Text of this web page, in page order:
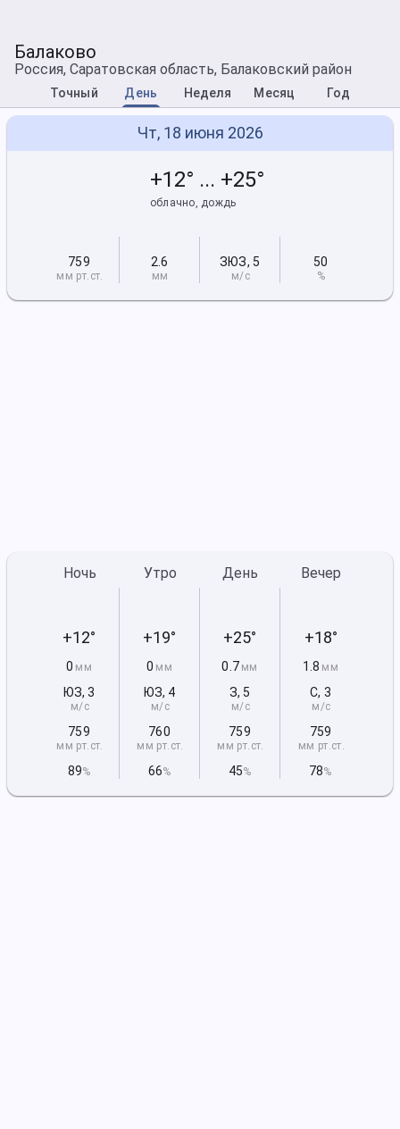
Балаково
Россия, Саратовская область, Балаковский район
Точный День Неделя Месяц Год
Чт, 18 июня 2026
+12° ... +25°
облачно, дождь
759
мм рт.ст.
2.6
мм
ЗЮЗ, 5
м/с
50
%
Ночь
+12°
0 мм
ЮЗ,3
м/с
759
мм рт.ст.
89%
Утро
+19°
0 мм
ЮЗ, 4
м/с
760
мм рт.ст.
66%
День
+25°
0.7 мм
З, 5
м/с
759
мм рт.ст.
45%
Вечер
+18°
1.8 мм
С, 3
м/с
759
мм рт.ст.
78%